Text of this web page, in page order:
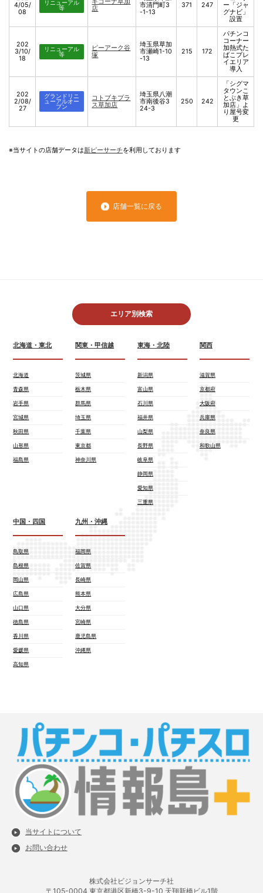
4/05/
08
リニューアル
等
キコーナ草加
店
市清門町3
-1-13
371 247
ー「ジャ
グナビ」
設置
202
3/10/
18
リニューアル
等
ピーアーク谷
塚
埼玉県草加
市瀬崎1-10
-13
215 172
パチンコ
コーナー
加熱式た
ばこプレ
イエリア
導入
202
2/08/
27
グランドリニ
ューアルオー
プン
コトブキプラ
ス草加店
埼玉県八潮
市南後谷3
24-3
250 242
「シグマ
タウンこ
とぶき草
加店」よ
り屋号変
更
※当サイトの店舗データは新ピーサーチを利用しております
店舗一覧に戻る
エリア別検索
北海道・東北
北海道
青森県
岩手県
宮城県
秋田県
山形県
福島県
関東・甲信越
茨城県
栃木県
群馬県
埼玉県
千葉県
東京都
神奈川県
東海・北陸
新潟県
富山県
石川県
福井県
山梨県
長野県
岐阜県
静岡県
愛知県
三重県
関西
滋賀県
京都府
大阪府
兵庫県
奈良県
和歌山県
中国・四国
鳥取県
島根県
岡山県
広島県
山口県
徳島県
香川県
愛媛県
高知県
九州・沖縄
福岡県
佐賀県
長崎県
熊本県
大分県
宮崎県
鹿児島県
沖縄県
当サイトについて
お問い合わせ
株式会社ビジョンサーチ社
〒105-0004 東京都港区新橋3-9-10 天翔新橋ビル1階